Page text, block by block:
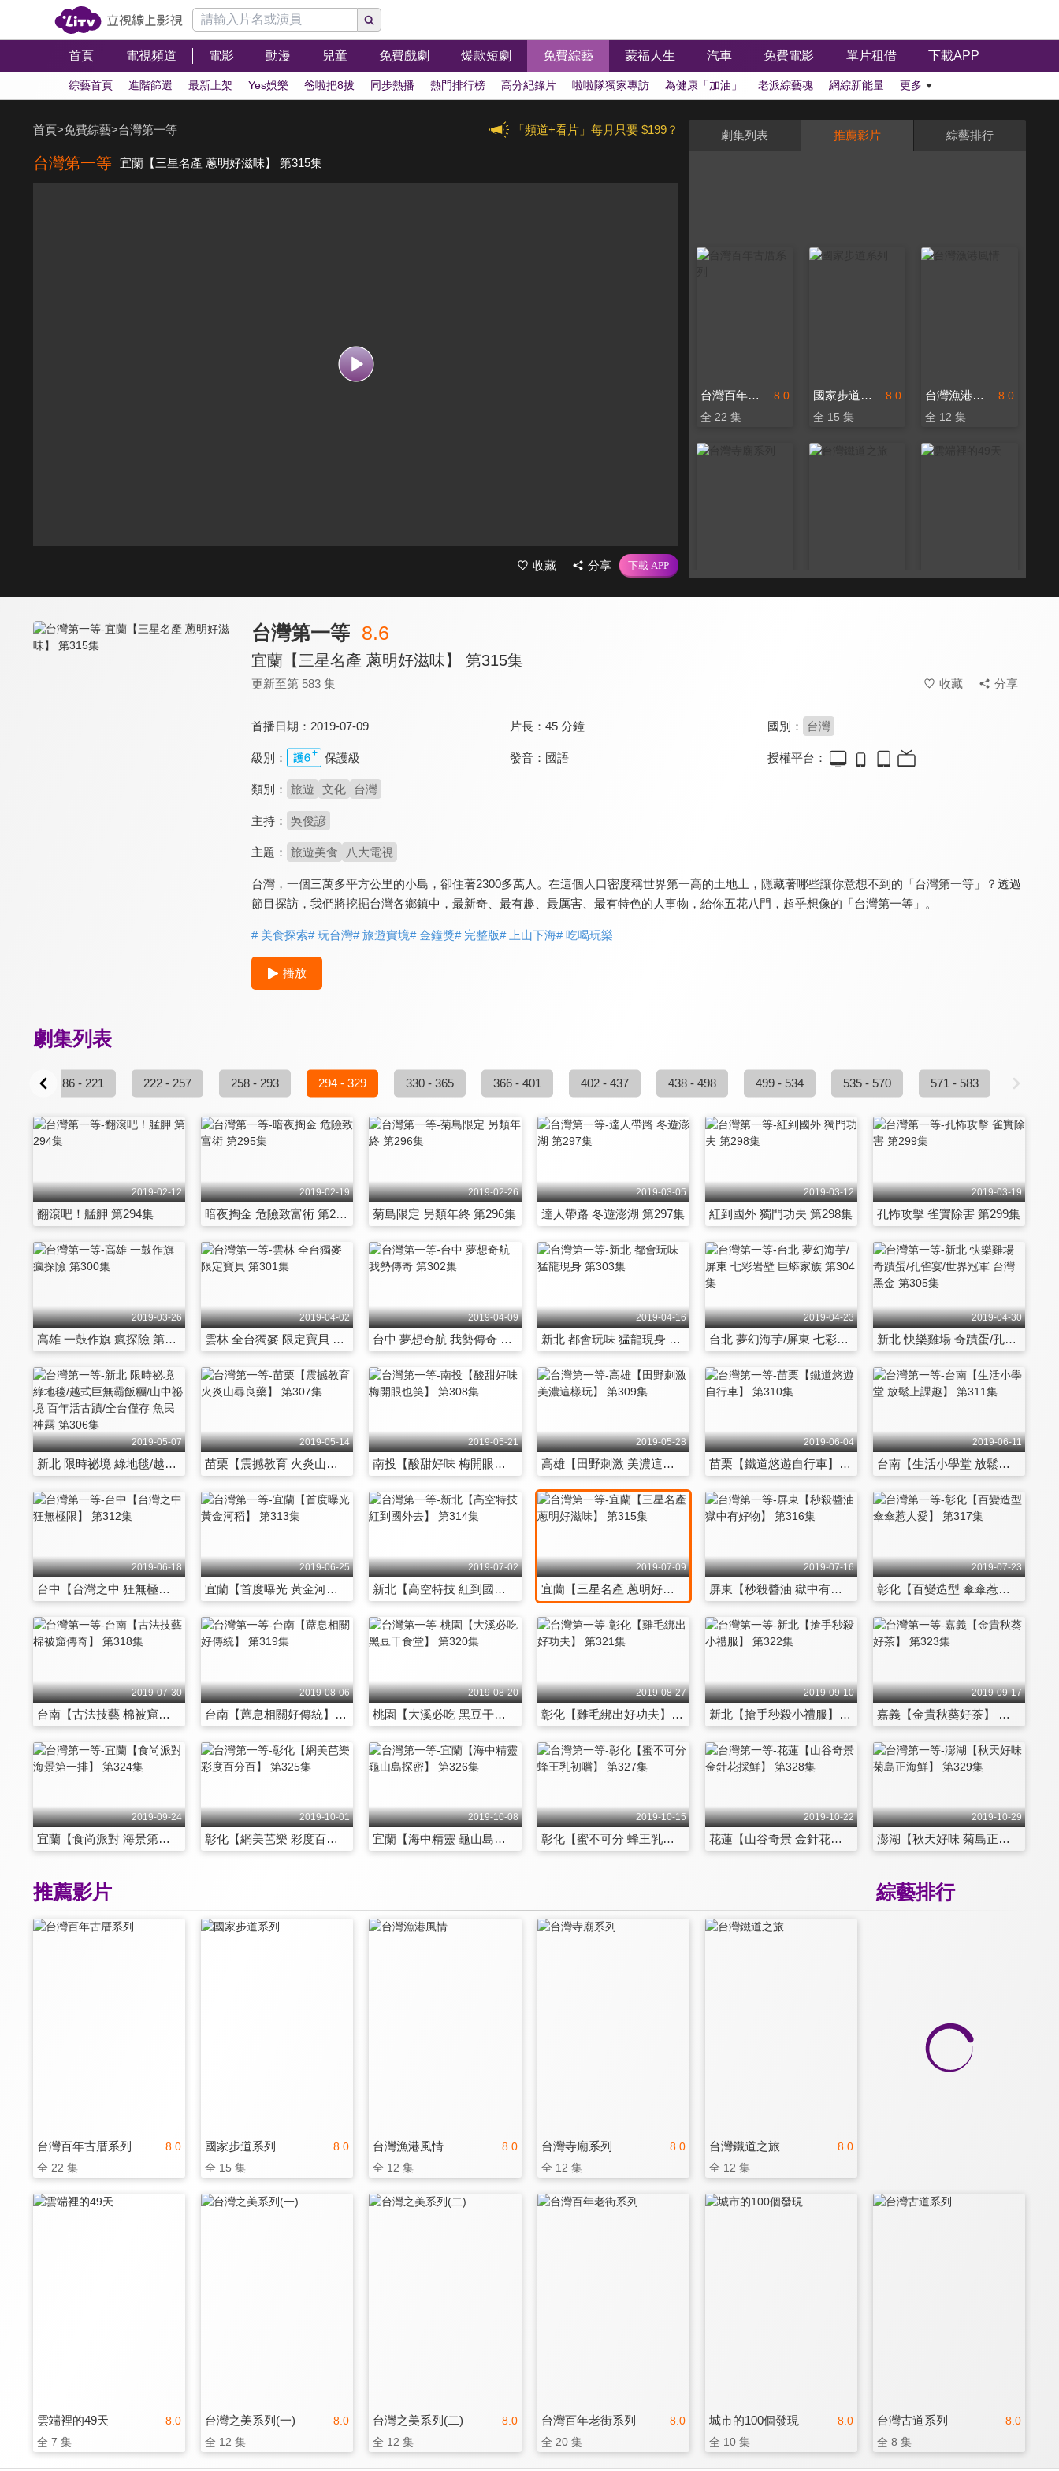
首頁 電視頻道 電影 動漫 兒童 免費戲劇 爆款短劇 免費綜藝 蒙福人生 汽車 免費電影 單片租借 下載APP
綜藝首頁 進階篩選 最新上架 Yes娛樂 爸啦把8拔 同步熱播 熱門排行榜 高分紀錄片 啦啦隊獨家專訪 為健康「加油」 老派綜藝魂 網綜新能量 更多
「頻道+看片」每月只要 $199？
首頁>免費綜藝>台灣第一等
台灣第一等 宜蘭【三星名產 蔥明好滋味】 第315集
收藏 分享
劇集列表 推薦影片 綜藝排行
8.0
台灣百年古厝系列
全 22 集
8.0
國家步道系列
全 15 集
8.0
台灣漁港風情
全 12 集
台灣第一等 8.6
宜蘭【三星名產 蔥明好滋味】 第315集
更新至第 583 集 收藏 分享
首播日期： 2019-07-09 片長： 45 分鐘 國別： 台灣
級別： 保護級 發音： 國語 授權平台：
類別： 旅遊 文化 台灣
主持： 吳俊諺
主題： 旅遊美食 八大電視
台灣，一個三萬多平方公里的小島，卻住著2300多萬人。在這個人口密度稱世界第一高的土地上，隱藏著哪些讓你意想不到的「台灣第一等」？透過
節目探訪，我們將挖掘台灣各鄉鎮中，最新奇、最有趣、最厲害、最有特色的人事物，給你五花八門，超乎想像的「台灣第一等」。
# 美食探索# 玩台灣# 旅遊實境# 金鐘獎# 完整版# 上山下海# 吃喝玩樂
播放
劇集列表
186 - 221 222 - 257 258 - 293 294 - 329 330 - 365 366 - 401 402 - 437 438 - 498 499 - 534 535 - 570 571 - 583
2019-02-12
翻滾吧！艋舺 第294集
2019-02-19
暗夜掏金 危險致富術 第295集
2019-02-26
菊島限定 另類年終 第296集
2019-03-05
達人帶路 冬遊澎湖 第297集
2019-03-12
紅到國外 獨門功夫 第298集
2019-03-19
孔怖攻擊 雀實除害 第299集
2019-03-26
高雄 一鼓作旗 瘋探險 第300集
2019-04-02
雲林 全台獨麥 限定寶貝 第301集
2019-04-09
台中 夢想奇航 我勢傳奇 第302集
2019-04-16
新北 都會玩味 猛龍現身 第303集
2019-04-23
台北 夢幻海芋/屏東 七彩岩壁 巨蟒家族 第304集
2019-04-30
新北 快樂雞場 奇蹟蛋/孔雀宴/世界冠軍 台灣黑金 第305集
2019-05-07
新北 限時祕境 綠地毯/越式巨無霸飯糰/山中祕境 百年活古蹟/全台僅存 魚民神露 第306集
2019-05-14
苗栗【震撼教育 火炎山尋良藥】 第307集
2019-05-21
南投【酸甜好味 梅開眼也笑】 第308集
2019-05-28
高雄【田野刺激 美濃這樣玩】 第309集
2019-06-04
苗栗【鐵道悠遊自行車】 第310集
2019-06-11
台南【生活小學堂 放鬆上課趣】 第311集
2019-06-18
台中【台灣之中 狂無極限】 第312集
2019-06-25
宜蘭【首度曝光 黃金河稻】 第313集
2019-07-02
新北【高空特技 紅到國外去】 第314集
2019-07-09
宜蘭【三星名產 蔥明好滋味】 第315集
2019-07-16
屏東【秒殺醬油 獄中有好物】 第316集
2019-07-23
彰化【百變造型 傘傘惹人愛】 第317集
2019-07-30
台南【古法技藝 棉被窟傳奇】 第318集
2019-08-06
台南【蓆息相關好傳統】 第319集
2019-08-20
桃園【大溪必吃 黑豆干食堂】 第320集
2019-08-27
彰化【雞毛綁出好功夫】 第321集
2019-09-10
新北【搶手秒殺小禮服】 第322集
2019-09-17
嘉義【金貴秋葵好茶】 第323集
2019-09-24
宜蘭【食尚派對 海景第一排】 第324集
2019-10-01
彰化【網美芭樂 彩度百分百】 第325集
2019-10-08
宜蘭【海中精靈 龜山島探密】 第326集
2019-10-15
彰化【蜜不可分 蜂王乳初嚐】 第327集
2019-10-22
花蓮【山谷奇景 金針花採鮮】 第328集
2019-10-29
澎湖【秋天好味 菊島正海鮮】 第329集
綜藝排行
推薦影片
8.0
台灣百年古厝系列
全 22 集
8.0
國家步道系列
全 15 集
8.0
台灣漁港風情
全 12 集
8.0
台灣寺廟系列
全 12 集
8.0
台灣鐵道之旅
全 12 集
8.0
雲端裡的49天
全 7 集
8.0
台灣之美系列(一)
全 12 集
8.0
台灣之美系列(二)
全 12 集
8.0
台灣百年老街系列
全 20 集
8.0
城市的100個發現
全 10 集
8.0
台灣古道系列
全 8 集